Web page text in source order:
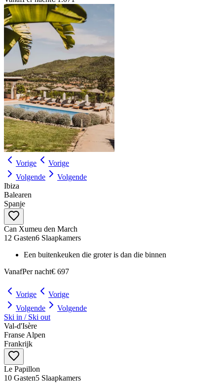
Vorige
Vorige
Volgende
Volgende
Ibiza
Balearen
Spanje
Can Xumeu den March
12 Gasten6 Slaapkamers
Een buitenkeuken die groter is dan die binnen
VanafPer nacht€ 697
Vorige
Vorige
Volgende
Volgende
Ski in / Ski out
Val‑d'Isère
Franse Alpen
Frankrijk
Le Papillon
10 Gasten5 Slaapkamers